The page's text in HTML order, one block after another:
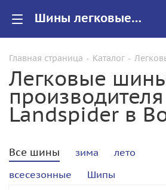
Шины легковые Landspider купить в Вольске, цены на резину Landspider для авто
Главная страница - Каталог -
Легковые
производителя
Landspider в
Все шины зима
лето
всесезонные
Шипы